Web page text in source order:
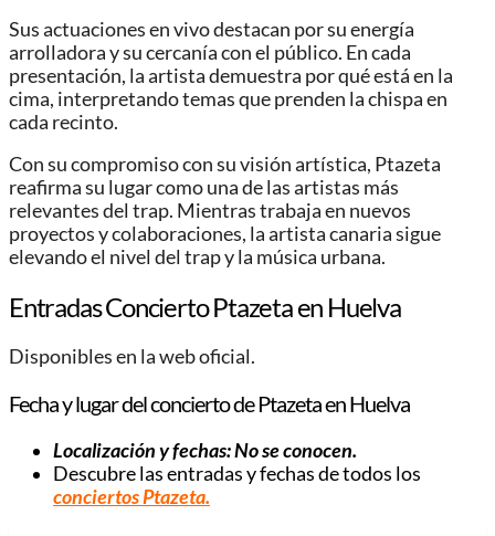
Sus actuaciones en vivo destacan por su energía
arrolladora y su cercanía con el público. En cada
presentación, la artista demuestra por qué está en la
cima, interpretando temas que prenden la chispa en
cada recinto.
Con su compromiso con su visión artística, Ptazeta
reafirma su lugar como una de las artistas más
relevantes del trap. Mientras trabaja en nuevos
proyectos y colaboraciones, la artista canaria sigue
elevando el nivel del trap y la música urbana.
Entradas Concierto Ptazeta en Huelva
Disponibles en la web oficial.
Fecha y lugar del concierto de Ptazeta en Huelva
Localización y fechas: No se conocen.
Descubre las entradas y fechas de todos los
conciertos Ptazeta.